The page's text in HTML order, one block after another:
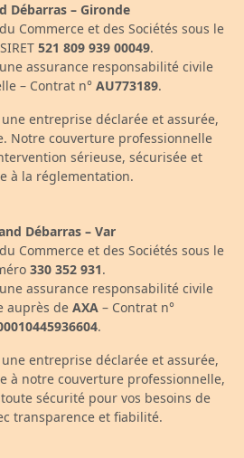
Débarras – Gironde
Commerce et des Sociétés sous le
521 809 939 00049.
assurance responsabilité civile
– Contrat n° AU773189.
entreprise déclarée et assurée,
Notre couverture professionnelle
sérieuse, sécurisée et
à la réglementation.
Débarras – Var
Commerce et des Sociétés sous le
330 352 931.
assurance responsabilité civile
auprès de AXA– Contrat n°
.
entreprise déclarée et assurée,
à notre couverture professionnelle,
sécurité pour vos besoins de
transparence et fiabilité.